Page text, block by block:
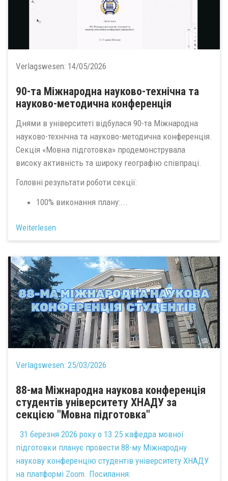
Verlagswesen: 14/05/2026
90-та Міжнародна науково-технічна та
науково-методична конференція
Днями в університеті відбулася 90-та Міжнародна
науково-технічна та науково-методична конференція.
Секція «Мовна підготовка» продемонструвала
високу активність та широку географію співпраці.
Головні результати роботи секції:
100% виконання плану:...
Weiterlesen
Verlagswesen: 25/03/2026
88-ма Міжнародна наукова конференція
студентів університету ХНАДУ за
секцією "Мовна підготовка"
31 березня 2026 року о 13.25 кафедра мовної
підготовки планує провести 88-му Міжнародну
наукову конференцію студентів університету ХНАДУ
на платформі Zoom. Посилання: